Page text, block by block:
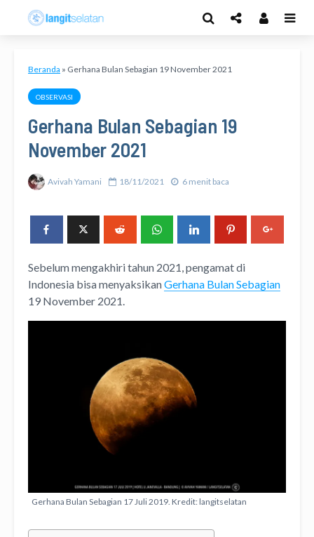
Beranda » Gerhana Bulan Sebagian 19 November 2021
OBSERVASI
Gerhana Bulan Sebagian 19
November 2021
Avivah Yamani 18/11/2021 6 menit baca
Sebelum mengakhiri tahun 2021, pengamat di
Indonesia bisa menyaksikanGerhana Bulan Sebagian
19 November 2021.
Gerhana Bulan Sebagian 17 Juli 2019. Kredit: langitselatan